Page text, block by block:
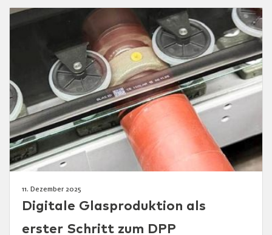
11. Dezember 2025
Digitale Glasproduktion als
erster Schritt zum DPP